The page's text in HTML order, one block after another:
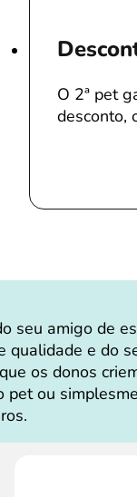
O 2ª pet
desconto,
seu amigo de
qualidade e do
os donos
pet ou